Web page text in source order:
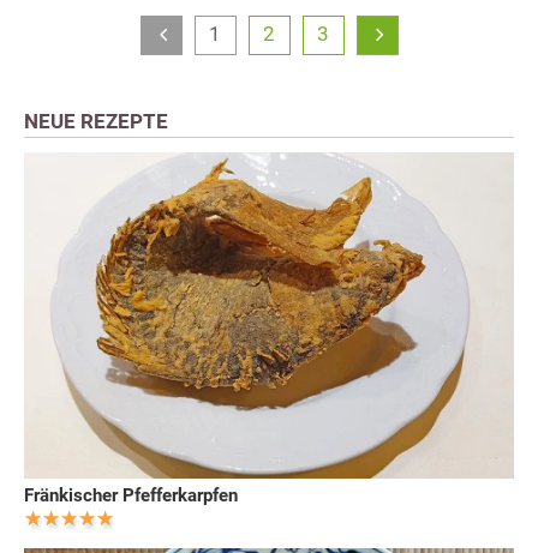
1 2 3
NEUE REZEPTE
Fränkischer Pfefferkarpfen